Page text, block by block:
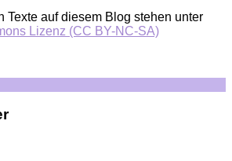
Texte auf diesem Blog stehen unter
Lizenz (CC BY-NC-SA)